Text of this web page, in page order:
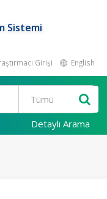
Sistemi
Girişi English
Detaylı Arama